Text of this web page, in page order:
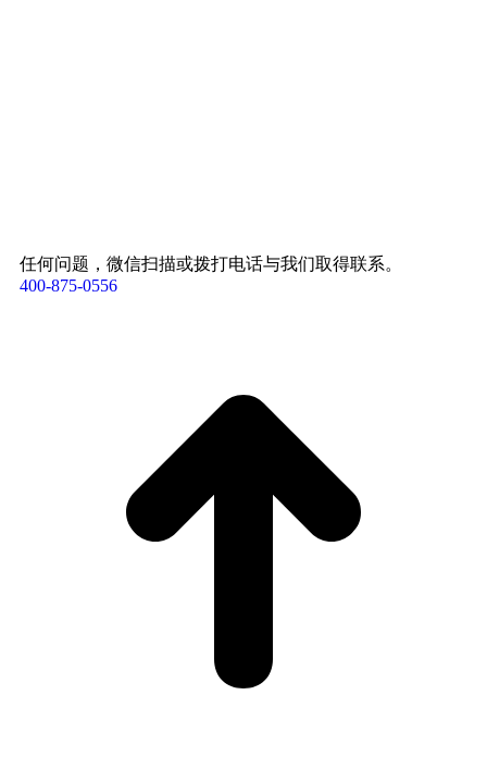
任何问题，微信扫描或拨打电话与我们取得联系。
400-875-0556​